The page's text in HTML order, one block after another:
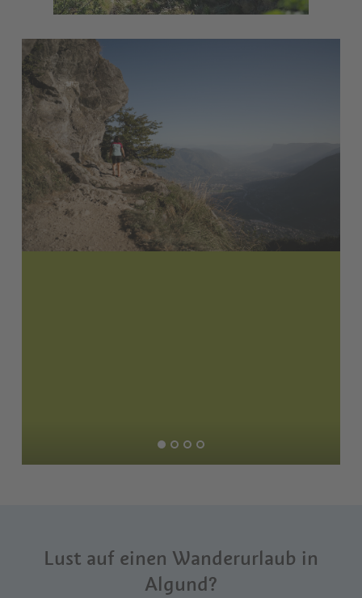
Lust auf einen Wanderurlaub in
Algund?